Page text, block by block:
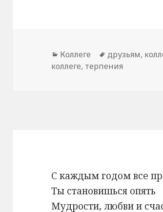
Рубрики
Коллеге Метки
друзьям,
коллеге, терпения
С каждым годом все
Ты становишься опять
Мудрости, любви и